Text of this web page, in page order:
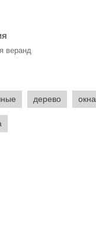
веранд
дерево окна